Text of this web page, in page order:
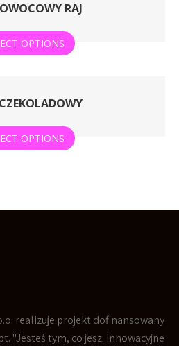
RAJ
OPTIONS
OPTIONS
realizuje projekt dofinansowany
"Jesteś tym, co jesz. Innowacyjne